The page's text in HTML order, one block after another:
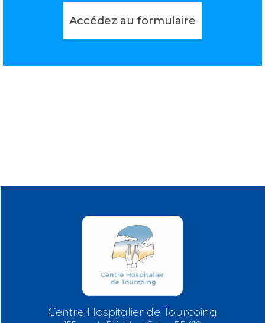
Accédez au formulaire
Centre Hospitalier de Tourcoing